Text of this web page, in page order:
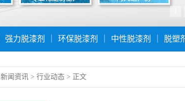
强力脱漆剂 环保脱漆剂 中性脱漆剂 脱塑
新闻资讯 > 行业动态 > 正文